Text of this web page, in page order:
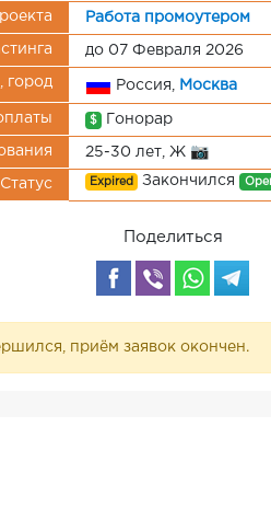
Работа промоутером
до 07 Февраля 2026
город Россия, Москва
$ Гонорар
25-30 лет, Ж 📷
Статус Expired Закончился
Поделиться
приём заявок окончен.